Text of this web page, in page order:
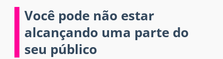
Você pode não estar
alcançando uma parte do
seu público